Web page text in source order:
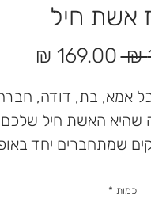
אשת חיל
מחיר
אמא, בת, דודה,
שהיא האשת חיל
שמתחברים יחד
ורודה, ובלוק נוסף
כמות *